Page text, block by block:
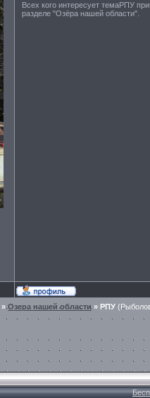
Всех кого интересует темаРПУ
разделе "Озёра нашей области".
»Озера нашей области» РПУ